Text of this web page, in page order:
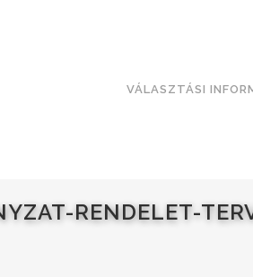
VÁLASZTÁSI
RENDELET-